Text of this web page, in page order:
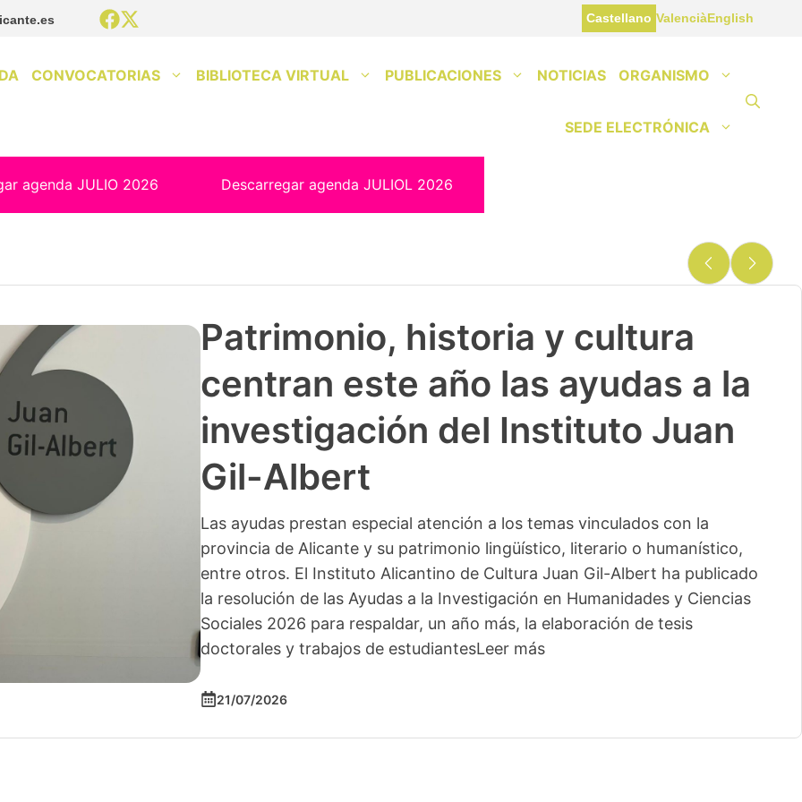
Castellano ValenciàEnglish
CONVOCATORIAS BIBLIOTECA VIRTUAL PUBLICACIONES NOTICIAS ORGANISMO
SEDE ELECTRÓNICA
agenda JULIO 2026 Descarregar agenda JULIOL 2026
Patrimonio, historia y cultura
centran este año las ayudas a la
investigación del Instituto Juan
Gil-Albert
Las ayudas prestan especial atención a los temas vinculados con la
provincia de Alicante y su patrimonio lingüístico, literario o humanístico,
entre otros. El Instituto Alicantino de Cultura Juan Gil-Albert ha publicado
la resolución de las Ayudas a la Investigación en Humanidades y Ciencias
Sociales 2026 para respaldar, un año más, la elaboración de tesis
doctorales y trabajos de estudiantesLeer más
21/07/2026